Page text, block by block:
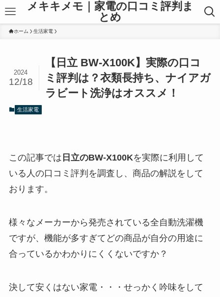
メキキメモ｜家電の口コミ評判ま
とめ
ホーム 生活家電
【日立 BW-X100K】実際の口コ
ミ評判は？衣類長持ち、ナイアガ
ラビート洗浄はオススメ！
2024
12/18
生活家電
この記事では 日立のBW-X100Kを実際に利用して
いる人の口コミ評判を調査し、商品の解説をして
おります。
様々なメーカーから発売されている全自動洗濯機
ですが、機能が多すぎてどの商品が自分の用途に
合っているかわかりにくくないですか？
決して安くはない家電・・・せっかく吟味をして